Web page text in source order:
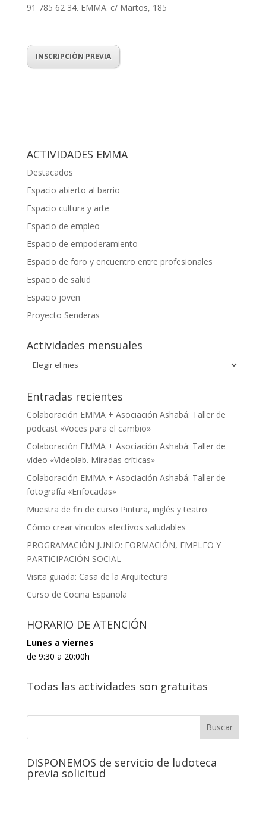
91 785 62 34. EMMA. c/ Martos, 185
INSCRIPCIÓN PREVIA
ACTIVIDADES EMMA
Destacados
Espacio abierto al barrio
Espacio cultura y arte
Espacio de empleo
Espacio de empoderamiento
Espacio de foro y encuentro entre profesionales
Espacio de salud
Espacio joven
Proyecto Senderas
Actividades mensuales
Actividades
mensuales
Entradas recientes
Colaboración EMMA + Asociación Ashabá: Taller de
podcast «Voces para el cambio»
Colaboración EMMA + Asociación Ashabá: Taller de
vídeo «Videolab. Miradas críticas»
Colaboración EMMA + Asociación Ashabá: Taller de
fotografía «Enfocadas»
Muestra de fin de curso Pintura, inglés y teatro
Cómo crear vínculos afectivos saludables
PROGRAMACIÓN JUNIO: FORMACIÓN, EMPLEO Y
PARTICIPACIÓN SOCIAL
Visita guiada: Casa de la Arquitectura
Curso de Cocina Española
HORARIO DE ATENCIÓN
Lunes a viernes
de 9:30 a 20:00h
Todas las actividades son gratuitas
DISPONEMOS de servicio de ludoteca
previa solicitud